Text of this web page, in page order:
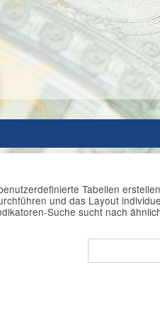
Tabellen
und das Layout
Suche sucht nach